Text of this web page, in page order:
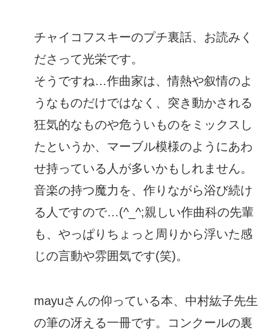
チャイコフスキーのプチ裏話、お読みく
ださって光栄です。
そうですね…作曲家は、情熱や叙情のよ
うなものだけではなく、突き動かされる
狂気的なものや危ういものをミックスし
たというか、マーブル模様のようにあわ
せ持っている人が多いかもしれません。
音楽の持つ魔力を、作りながら浴び続け
る人ですので…(^_^;親しい作曲科の先輩
も、やっぱりちょっと周りから浮いた感
じの言動や雰囲気です(笑)。
mayuさんの仰っている本、中村紘子先生
の筆の冴える一冊です。コンクールの裏